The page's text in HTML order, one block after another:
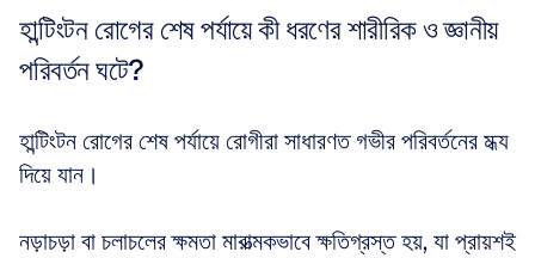
হান্টিংটন রোগের শেষ পর্যায়ে কী ধরণের শারীরিক ও জ্ঞানীয়
পরিবর্তন ঘটে?
হান্টিংটন রোগের শেষ পর্যায়ে রোগীরা সাধারণত গভীর পরিবর্তনের মধ্য
দিয়ে যান।
নড়াচড়া বা চলাচলের ক্ষমতা মারাত্মকভাবে ক্ষতিগ্রস্ত হয়, যা প্রায়শই